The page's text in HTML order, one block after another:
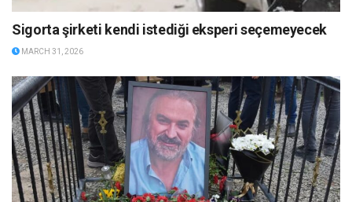
Sigorta şirketi kendi istediği eksperi seçemeyecek
MARCH 31, 2026